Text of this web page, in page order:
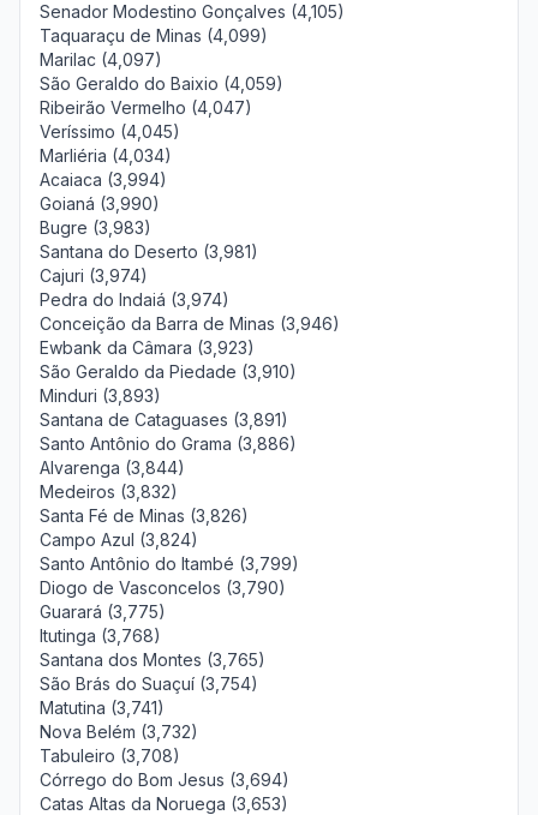
Senador Modestino Gonçalves (4,105)
Taquaraçu de Minas (4,099)
Marilac (4,097)
São Geraldo do Baixio (4,059)
Ribeirão Vermelho (4,047)
Veríssimo (4,045)
Marliéria (4,034)
Acaiaca (3,994)
Goianá (3,990)
Bugre (3,983)
Santana do Deserto (3,981)
Cajuri (3,974)
Pedra do Indaiá (3,974)
Conceição da Barra de Minas (3,946)
Ewbank da Câmara (3,923)
São Geraldo da Piedade (3,910)
Minduri (3,893)
Santana de Cataguases (3,891)
Santo Antônio do Grama (3,886)
Alvarenga (3,844)
Medeiros (3,832)
Santa Fé de Minas (3,826)
Campo Azul (3,824)
Santo Antônio do Itambé (3,799)
Diogo de Vasconcelos (3,790)
Guarará (3,775)
Itutinga (3,768)
Santana dos Montes (3,765)
São Brás do Suaçuí (3,754)
Matutina (3,741)
Nova Belém (3,732)
Tabuleiro (3,708)
Córrego do Bom Jesus (3,694)
Catas Altas da Noruega (3,653)